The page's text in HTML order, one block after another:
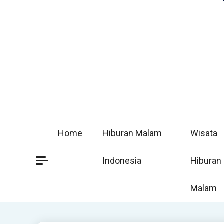
Home Hiburan Malam
Indonesia
Wisata
Hiburan
Malam